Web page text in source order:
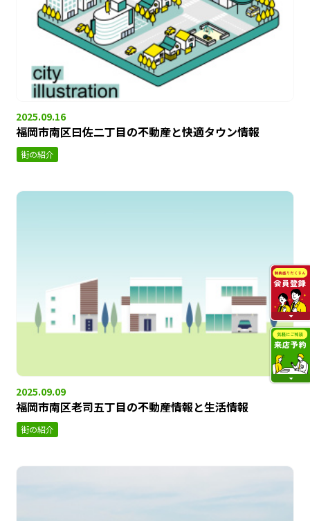
2025.09.16
福岡市南区曰佐二丁目の不動産と快適タウン情報
街の紹介
2025.09.09
福岡市南区老司五丁目の不動産情報と生活情報
街の紹介